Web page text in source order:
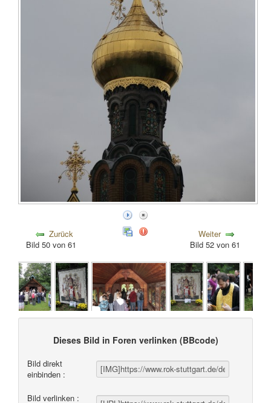
Zurück
Bild 50 von 61
Weiter
Bild 52 von 61
Dieses Bild in Foren verlinken (BBcode)
Bild direkt
einbinden :
Bild verlinken :